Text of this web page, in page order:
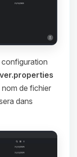
de fichier
dans